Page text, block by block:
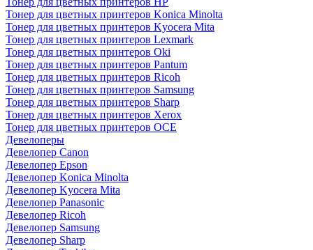
Тонер для цветных принтеров Konica Minolta
Тонер для цветных принтеров Kyocera Mita
Тонер для цветных принтеров Lexmark
Тонер для цветных принтеров Oki
Тонер для цветных принтеров Pantum
Тонер для цветных принтеров Ricoh
Тонер для цветных принтеров Samsung
Тонер для цветных принтеров Sharp
Тонер для цветных принтеров Xerox
Тонер для цветных принтеров OCE
Девелоперы
Девелопер Canon
Девелопер Epson
Девелопер Konica Minolta
Девелопер Kyocera Mita
Девелопер Panasonic
Девелопер Ricoh
Девелопер Samsung
Девелопер Sharp